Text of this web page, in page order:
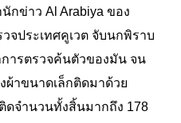
นักข่าว Al Arabiya ของ
จประเทศคูเวต จับนกพิราบ
ารตรวจค้นตัวของมัน จน
าขนาดเล็กติดมาด้วย
ดจำนวนทั้งสิ้นมากถึง 178